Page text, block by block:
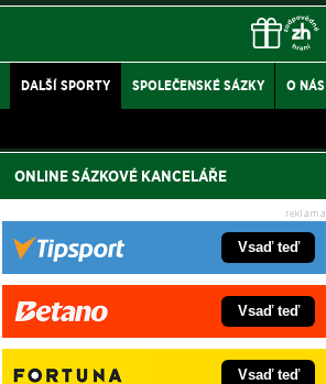
DALŠÍ SPORTY SPOLEČENSKÉ SÁZKY O NÁS
ONLINE SÁZKOVÉ KANCELÁŘE
Vsaď teď
Vsaď teď
Vsaď teď